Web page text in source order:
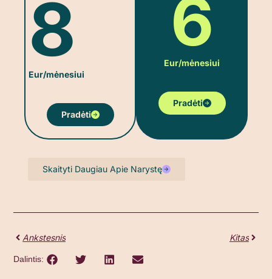
8
Eur/mėnesiui
Pradėti
6
Eur/mėnesiui
Pradėti
Skaityti Daugiau Apie Narystę
Ankstesnis Kitas
Dalintis: